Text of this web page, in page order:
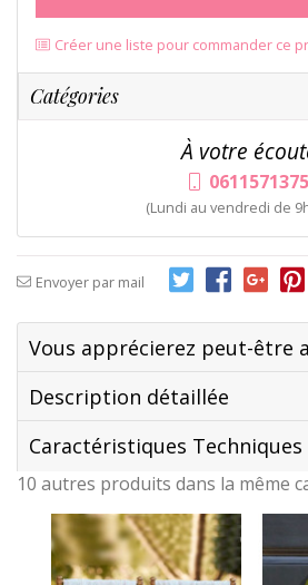
Créer une liste pour commander ce
Catégories
À votre
0611571375
(Lundi au vendredi de
Envoyer par mail
Vous apprécierez peut-être
Description détaillée
Caractéristiques Techniques
10 autres produits dans la même